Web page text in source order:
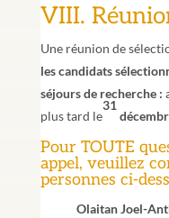
VIII.
Une réunion de
les candidats
séjours de recherche :
plus tard le
31
Pour TOUTE
appel, veuillez
personnes ci-
Olaitan Joel-